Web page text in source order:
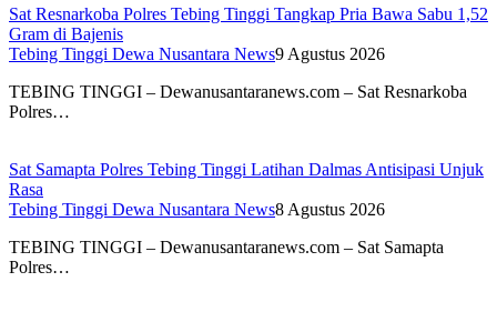
Sat Resnarkoba Polres Tebing Tinggi Tangkap Pria Bawa Sabu 1,52
Gram di Bajenis
Tebing Tinggi Dewa Nusantara News9 Agustus 2026
TEBING TINGGI – Dewanusantaranews.com – Sat Resnarkoba
Polres…
Sat Samapta Polres Tebing Tinggi Latihan Dalmas Antisipasi Unjuk
Rasa
Tebing Tinggi Dewa Nusantara News8 Agustus 2026
TEBING TINGGI – Dewanusantaranews.com – Sat Samapta
Polres…